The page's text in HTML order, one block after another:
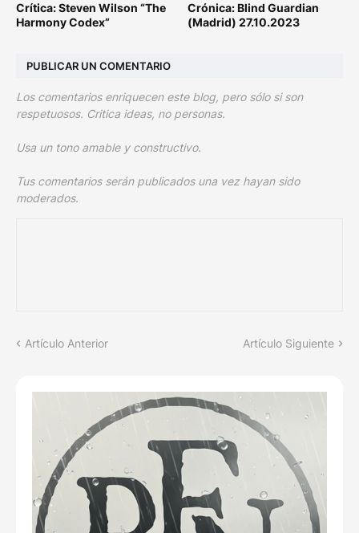
Crítica: Steven Wilson “The
Harmony Codex”
Crónica: Blind Guardian
(Madrid) 27.10.2023
PUBLICAR UN COMENTARIO
Los comentarios enriquecen este blog, pero sólo si son
respetuosos. Critica ideas, no personas.
Usa un tono amable y constructivo.
Tus comentarios serán publicados una vez hayan sido
moderados.
Artículo Anterior Artículo Siguiente